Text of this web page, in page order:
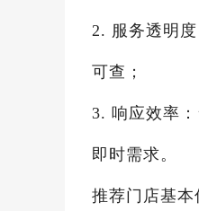
2. 服务透明
可查；
3. 响应效率
即时需求。
推荐门店基本